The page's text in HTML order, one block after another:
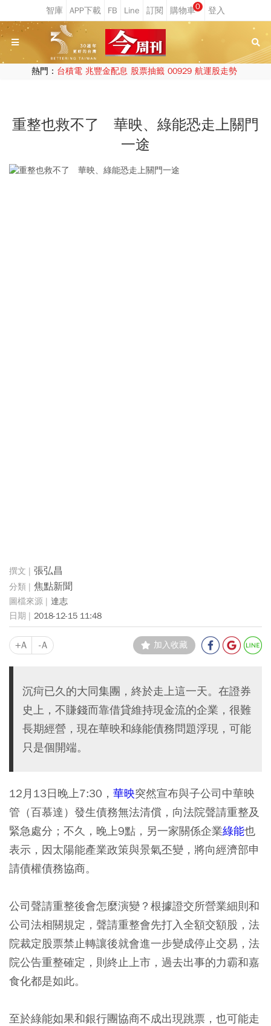
0
熱門： 台積電 兆豐金配息 股票抽籤 00929 航運股走勢
重整也救不了 華映、綠能恐走上關門
一途
張弘昌
焦點新聞
達志
2018-12-15 11:48
+A -A 加入收藏
沉疴已久的大同集團，終於走上這一天。在證券
史上，不賺錢而靠借貸維持現金流的企業，很難
長期經營，現在華映和綠能債務問題浮現，可能
只是個開端。
12月13日晚上7:30， 華映突然宣布與子公司中華映
管（百慕達）發生債務無法清償，向法院聲請重整及
緊急處分；不久，晚上9點，另一家關係企業綠能也
表示，因太陽能產業政策與景氣丕變，將向經濟部申
請債權債務協商。
公司聲請重整後會怎麼演變？根據證交所營業細則和
公司法相關規定，聲請重整會先打入全額交額股，法
院裁定股票禁止轉讓後就會進一步變成停止交易，法
院公告重整確定，則終止上市，過去出事的力霸和嘉
食化都是如此。
至於綠能如果和銀行團協商不成出現跳票，也可能走